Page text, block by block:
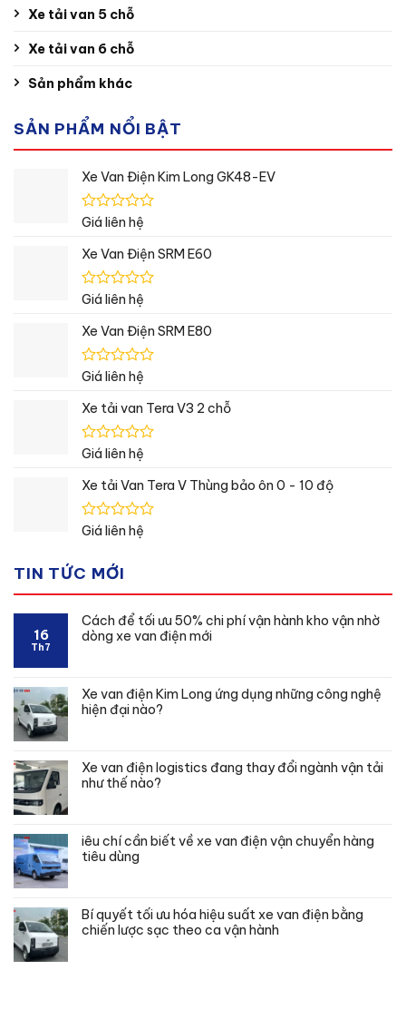
Xe tải van 5 chỗ
Xe tải van 6 chỗ
Sản phẩm khác
SẢN PHẨM NỔI BẬT
Xe Van Điện Kim Long GK48-EV
Được
hạng
5
sao
Giá liên hệ
Xe Van Điện SRM E60
Được
hạng
5
sao
Giá liên hệ
Xe Van Điện SRM E80
Được
hạng
5
sao
Giá liên hệ
Xe tải van Tera V3 2 chỗ
Được
hạng
5
sao
Giá liên hệ
Xe tải Van Tera V Thùng bảo ôn 0 - 10 độ
Được
0
Giá liên hệ
TIN TỨC MỚI
16
Th7
Cách để tối ưu 50% chi phí vận hành kho vận nhờ
dòng xe van điện mới
Xe van điện Kim Long ứng dụng những công nghệ
hiện đại nào?
Xe van điện logistics đang thay đổi ngành vận tải
như thế nào?
iêu chí cần biết về xe van điện vận chuyển hàng
tiêu dùng
Bí quyết tối ưu hóa hiệu suất xe van điện bằng
chiến lược sạc theo ca vận hành